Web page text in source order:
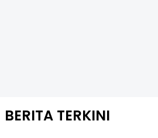
BERITA TERKINI